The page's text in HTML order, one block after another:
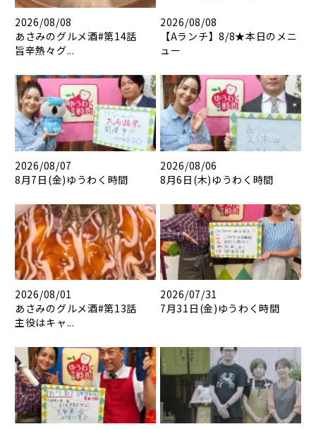
2026/08/08
あさみのグルメ酒#第14話
旨辛熱々グ...
2026/08/08
【Aランチ】8/8★本日のメニ
ュー
2026/08/07
8月7日(金)ゆうわく時間
2026/08/06
8月6日(木)ゆうわく時間
2026/08/01
あさみのグルメ酒#第13話
主役はキャ...
2026/07/31
7月31日(金)ゆうわく時間